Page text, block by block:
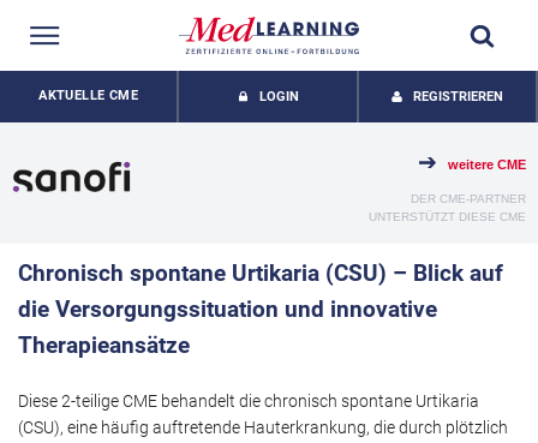
AKTUELLE CME LOGIN REGISTRIEREN
weitere CME
DER CME-PARTNER
UNTERSTÜTZT DIESE CME
Chronisch spontane Urtikaria (CSU) – Blick auf
die Versorgungssituation und innovative
Therapieansätze
Diese 2-teilige CME behandelt die chronisch spontane Urtikaria
(CSU), eine häufig auftretende Hauterkrankung, die durch plötzlich